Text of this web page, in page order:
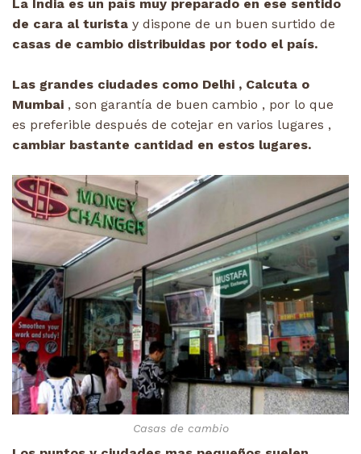
La India es un país muy preparado en ese sentido
de cara al turista y dispone de un buen surtido de
casas de cambio distribuidas por todo el país.
Las grandes ciudades como Delhi , Calcuta o
Mumbai , son garantía de buen cambio , por lo que
es preferible después de cotejar en varios lugares ,
cambiar bastante cantidad en estos lugares.
Casas de cambio